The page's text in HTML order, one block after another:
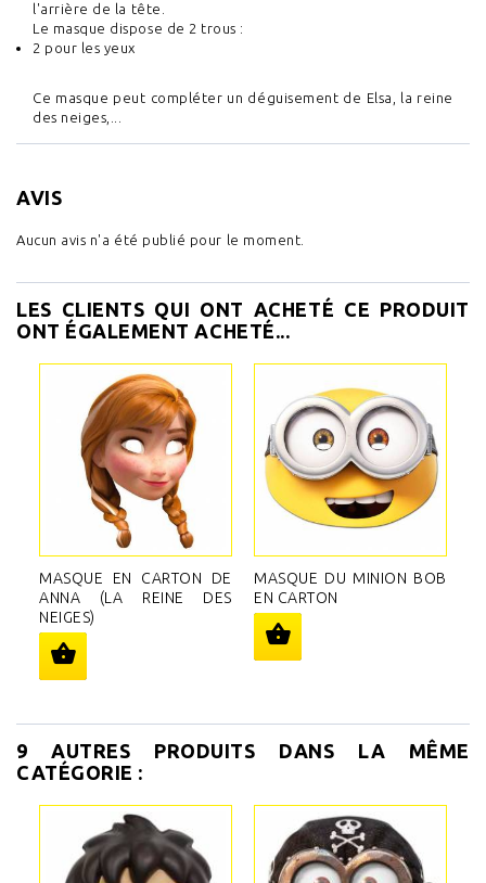
l'arrière de la tête.
Le masque dispose de 2 trous :
2 pour les yeux
Ce masque peut compléter un déguisement de Elsa, la reine
des neiges,...
AVIS
Aucun avis n'a été publié pour le moment.
LES CLIENTS QUI ONT ACHETÉ CE PRODUIT
ONT ÉGALEMENT ACHETÉ...
MASQUE EN CARTON DE
ANNA (LA REINE DES
NEIGES)
MASQUE DU MINION BOB
EN CARTON
9 AUTRES PRODUITS DANS LA MÊME
CATÉGORIE :